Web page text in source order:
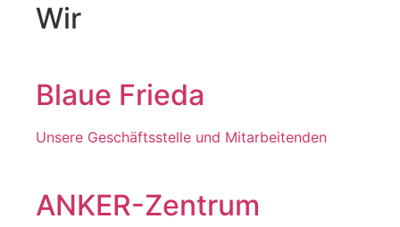
Wir
Blaue Frieda
Unsere Geschäftsstelle und Mitarbeitenden
ANKER-Zentrum